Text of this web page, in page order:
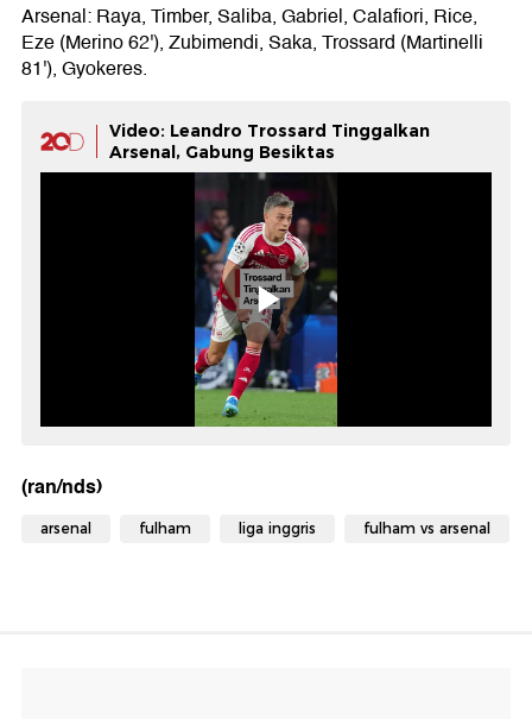
Arsenal: Raya, Timber, Saliba, Gabriel, Calafiori, Rice,
Eze (Merino 62'), Zubimendi, Saka, Trossard (Martinelli
81'), Gyokeres.
Video: Leandro Trossard Tinggalkan
Arsenal, Gabung Besiktas
(ran/nds)
arsenal fulham liga inggris fulham vs arsenal